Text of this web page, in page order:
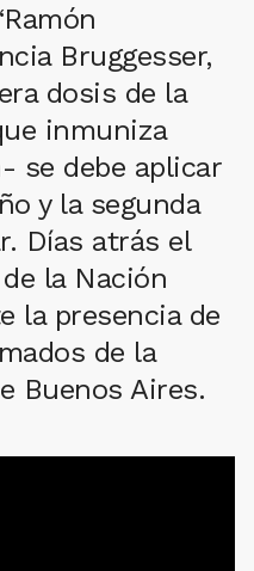
Bruggesser,
dosis de la
inmuniza
se debe aplicar
y la segunda
Días atrás el
la Nación
la presencia de
de la
Buenos Aires.